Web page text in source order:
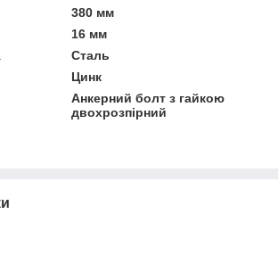
380 мм
16 мм
Сталь
Цинк
Анкерний болт з гайкою
двохрозпірний